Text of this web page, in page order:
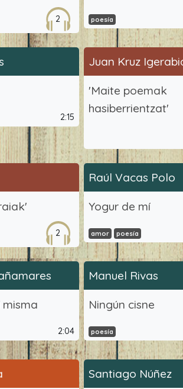
2 poesía
2:15
Juan Kruz
'Maite poemak
hasiberrientzat'
2
Raúl Vacas Polo
Yogur de mí
amor poesía
misma
2:04
Manuel Rivas
Ningún cisne
poesía
Santiago Núñez